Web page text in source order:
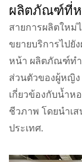
ผลิตภัณฑ์ที่ห
สายการผลิตใหม่
ขยายบริการไป
หน้า ผลิตภัณฑ์ทำ
ส่วนตัวของผู้หญิ
เกี่ยวข้องกับน้ำ
ชีวภาพ โดยนำเ
ประเทศ.